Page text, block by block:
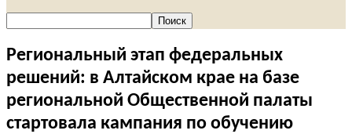
Региональный этап федеральных
решений: в Алтайском крае на базе
региональной Общественной палаты
стартовала кампания по обучению